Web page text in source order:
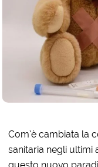
Com’è cambiata la
sanitaria negli ultimi
questo nuovo